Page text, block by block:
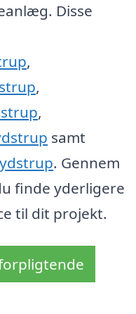
Disse
,
,
,
samt
. Gennem
finde yderligere
til dit projekt.